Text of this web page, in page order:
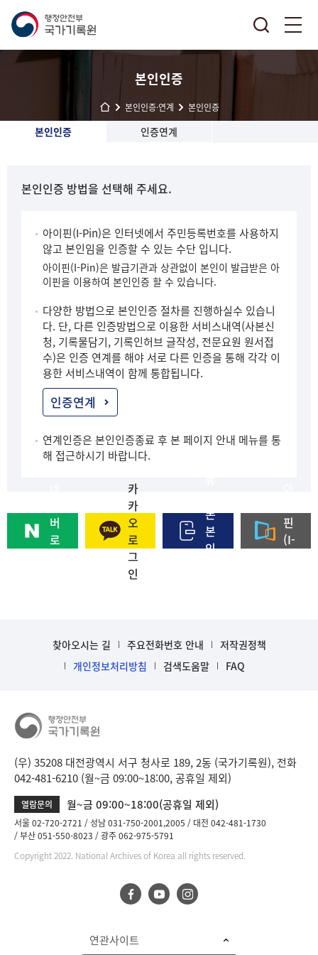
본인인증
본인인증·연계 본인인증
본인인증 인증연계
본인인증 방법을 선택해 주세요.
아이핀(I-Pin)은 인터넷에서 주민등록번호를 사용하지
않고 본인임을 인증할 수 있는 수단 입니다.
아이핀(I-Pin)은 발급기관과 상관없이 본인이 발급받은 아
이핀을 이용하여 본인인증 할 수 있습니다.
다양한 방법으로 본인인증 절차를 진행하실수 있습니
다. 단, 다른 인증방법으로 이용한 서비스내역(사본신
청, 기록물담기, 기록인허브 글작성, 전문요원 원서접
수)은 인증 연계를 해야 서로 다른 인증을 통해 각각 이
용한 서비스내역이 함께 통합됩니다.
인증연계
연계인증은 본인인증종료 후 본 페이지 안내 메뉴를 통
해 접근하시기 바랍니다.
버
로
카
카
오
로
그
인
폰
본
인
핀
(I-
찾아오시는 길 주요전화번호 안내
저작권정책
개인정보처리방침
검색도움말 FAQ
(우) 35208 대전광역시 서구 청사로 189, 2동 (국가기록원), 전화
042-481-6210 (월~금 09:00~18:00, 공휴일 제외)
열람문의 월~금 09:00~18:00(공휴일 제외)
서울 02-720-2721 성남 031-750-2001,2005
대전 042-481-1730
부산 051-550-8023
광주 062-975-5791
Copyright 2022. National Archives of Korea all rights reserved.
연관사이트